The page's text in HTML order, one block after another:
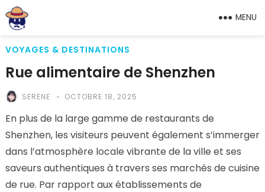
MENU
VOYAGES & DESTINATIONS
Rue alimentaire de Shenzhen
SERENE OCTOBRE 18, 2025
En plus de la large gamme de restaurants de
Shenzhen, les visiteurs peuvent également s’immerger
dans l’atmosphère locale vibrante de la ville et ses
saveurs authentiques à travers ses marchés de cuisine
de rue. Par rapport aux établissements de